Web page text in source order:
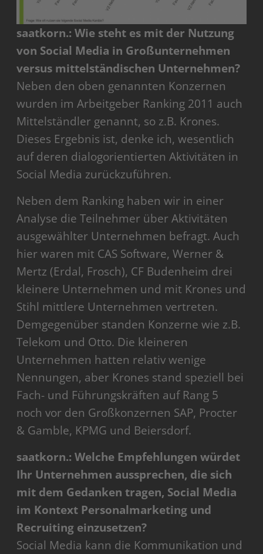
saatkorn.: Wie steht es mit der Nutzung
von Social Media in Großunternehmen
versus mittelständischen Unternehmen?
Neben den oben genannten Konzernen
wurden im Arbeitgeber Ranking 2011 auch
Mittelständler genannt, so z.B. Krones.
Dieses Ergebnis ist, denke ich, wesentlich
auf deren dialogorientierten Aktivitäten in
Social Media zurückzuführen.
Neben dem Ranking haben wir in einer
Analyse die Teilnehmer über Aktivitäten
ausgewählter Unternehmen befragt. Auch
hier waren mit CAS Software, Werner &
Mertz (Erdal, Frosch), CF Budenheim drei
kleinere Unternehmen und mit Krones und
Stihl mittlere Unternehmen vertreten.
Demgegenüber standen Konzerne wie z.B.
Telekom und Otto. Die kleineren
Unternehmen hatten relativ wenige
Nennungen, aber Krones stand speziell bei
Fach- und Führungskräften auf Rang 5
noch vor den Großkonzernen SAP, Procter
& Gamble, KPMG und Beiersdorf.
saatkorn.: Welche Empfehlungen würdet
Ihr Unternehmen aussprechen, die sich
mit dem Gedanken tragen, Social Media
im Kontext Personalmarketing und
Recruiting einzusetzen?
Social Media kann die Kommunikation und